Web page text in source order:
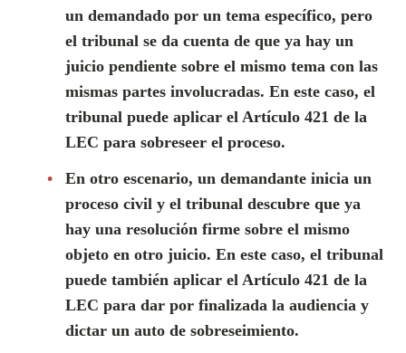
un demandado por un tema específico, pero
el tribunal se da cuenta de que ya hay un
juicio pendiente sobre el mismo tema con las
mismas partes involucradas. En este caso, el
tribunal puede aplicar el Artículo 421 de la
LEC para sobreseer el proceso.
En otro escenario, un demandante inicia un
proceso civil y el tribunal descubre que ya
hay una resolución firme sobre el mismo
objeto en otro juicio. En este caso, el tribunal
puede también aplicar el Artículo 421 de la
LEC para dar por finalizada la audiencia y
dictar un auto de sobreseimiento.